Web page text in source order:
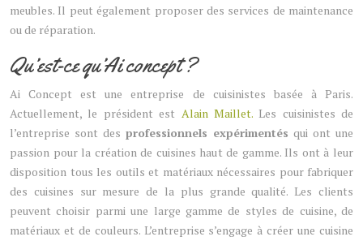
meubles. Il peut également proposer des services de maintenance
ou de réparation.
Qu’est-ce qu’Ai concept ?
Ai Concept est une entreprise de cuisinistes basée à Paris.
Actuellement, le président est Alain Maillet.Les cuisinistes de
l’entreprise sont des professionnels expérimentés qui ont une
passion pour la création de cuisines haut de gamme. Ils ont à leur
disposition tous les outils et matériaux nécessaires pour fabriquer
des cuisines sur mesure de la plus grande qualité. Les clients
peuvent choisir parmi une large gamme de styles de cuisine, de
matériaux et de couleurs. L’entreprise s’engage à créer une cuisine